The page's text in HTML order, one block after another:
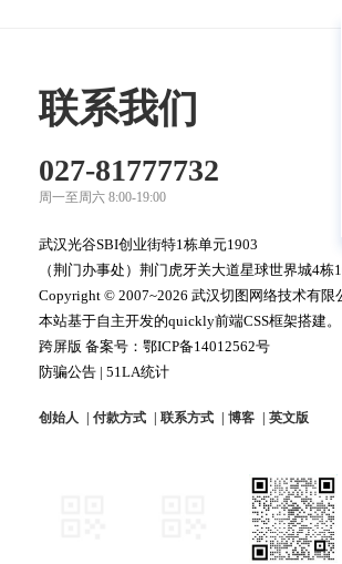
联系我们
027-81777732
周一至周六 8:00-19:00
武汉光谷SBI创业街特1栋单元1903
（荆门办事处）荆门虎牙关大道星球世界城4栋
Copyright © 2007~2026 武汉切图网络技术有限
本站基于自主开发的quickly前端CSS框架搭建。
跨屏版 备案号： 鄂ICP备14012562号
防骗公告 | 51LA统计
创始人 付款方式 联系方式 博客 英文版